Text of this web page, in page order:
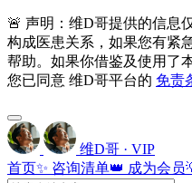
🚨 声明：维D哥提供的信息
构成医患关系，如果您有紧
帮助。如果你借鉴及使用了
您已同意 维D哥平台的 免责
维D哥 · VIP
首页✨ 咨询清单👑 成为会员